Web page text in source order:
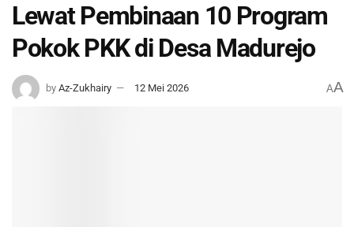
Lewat Pembinaan 10 Program
Pokok PKK di Desa Madurejo
by Az-Zukhairy 12 Mei 2026 AA